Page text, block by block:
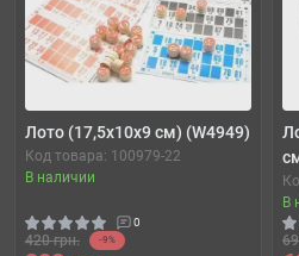
Лото (17,5х10х9 см) (W4949)
Код товара: 100979-22
В наличии
0
420 грн. -9%
В